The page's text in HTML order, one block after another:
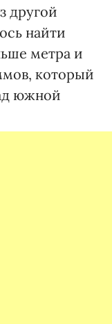
другой
найти
метра и
который
южной